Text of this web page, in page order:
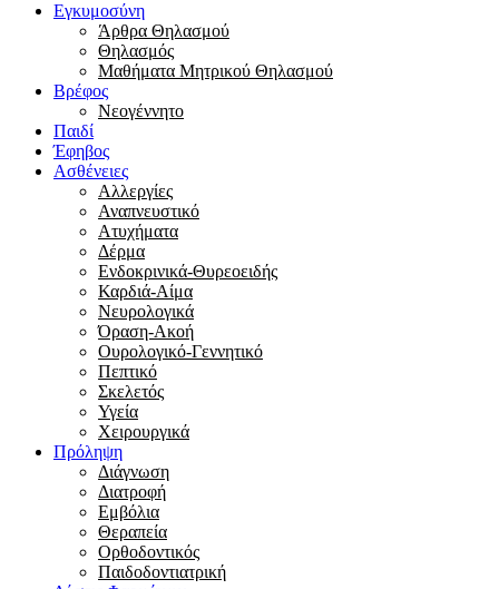
Εγκυμοσύνη
Άρθρα Θηλασμού
Θηλασμός
Μαθήματα Μητρικού Θηλασμού
Βρέφος
Νεογέννητο
Παιδί
Έφηβος
Ασθένειες
Αλλεργίες
Αναπνευστικό
Ατυχήματα
Δέρμα
Ενδοκρινικά-Θυρεοειδής
Καρδιά-Αίμα
Νευρολογικά
Όραση-Ακοή
Ουρολογικό-Γεννητικό
Πεπτικό
Σκελετός
Υγεία
Χειρουργικά
Πρόληψη
Διάγνωση
Διατροφή
Εμβόλια
Θεραπεία
Ορθοδοντικός
Παιδοδοντιατρική